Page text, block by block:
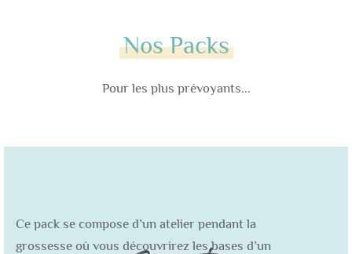
Nos Packs
Pour les plus prévoyants...
Ce pack se compose d’un atelier pendant la
grossesse où vous découvrirez les bases d’un